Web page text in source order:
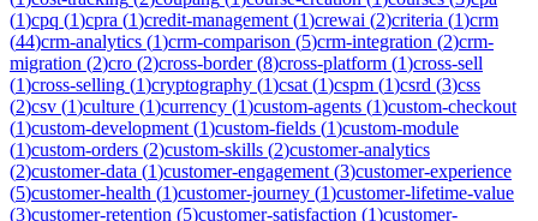
(1)cpq (1)cpra (1)credit-management (1)crewai (2)criteria (1)crm
(44)crm-analytics (1)crm-comparison (5)crm-integration (2)crm-
migration (2)cro (2)cross-border(8)cross-platform (1)cross-sell
(1)cross-selling (1)cryptography (1)csat (1)cspm (1)csrd (3)css
(2)csv (1)culture (1)currency (1)custom-agents (1)custom-checkout
(1)custom-development (1)custom-fields (1)custom-module
(1)custom-orders (2)custom-skills (2)customer-analytics
(2)customer-data (1)customer-engagement (3)customer-experience
(5)customer-health (1)customer-journey (1)customer-lifetime-value
(3)customer-retention (5)customer-satisfaction (1)customer-